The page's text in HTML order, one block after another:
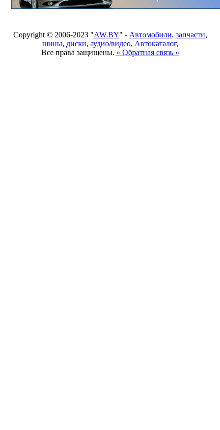
Copyright © 2006-2023 "AW.BY" - Автомобили, запчасти,
шины, диски, аудио/видео, Автокаталог,
Все права защищены. » Обратная связь «